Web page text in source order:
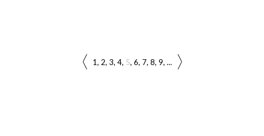
1 2 3 4 5 6 7 8 9 ...